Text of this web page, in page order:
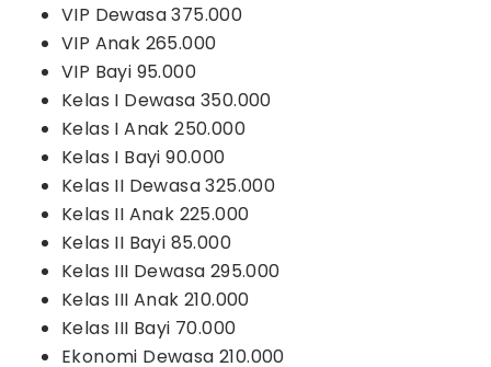
VIP Dewasa 375.000
VIP Anak 265.000
VIP Bayi 95.000
Kelas I Dewasa 350.000
Kelas I Anak 250.000
Kelas I Bayi 90.000
Kelas II Dewasa 325.000
Kelas II Anak 225.000
Kelas II Bayi 85.000
Kelas III Dewasa 295.000
Kelas III Anak 210.000
Kelas III Bayi 70.000
Ekonomi Dewasa 210.000